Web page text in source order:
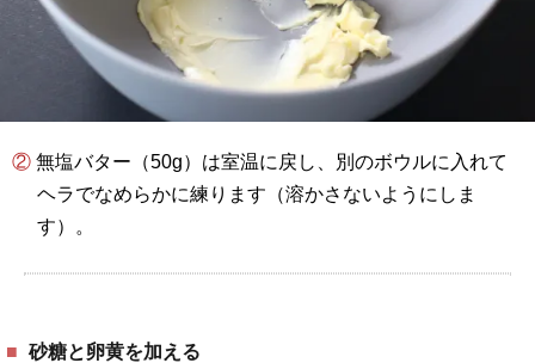
② 無塩バター（50g）は室温に戻し、別のボウルに入れて
ヘラでなめらかに練ります（溶かさないようにしま
す）。
砂糖と卵黄を加える